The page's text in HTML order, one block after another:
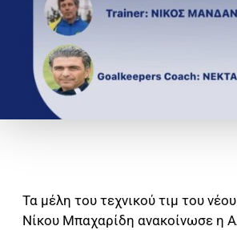
Τα μέλη του τεχνικού τιμ του
Νίκου Μπαχαρίδη ανακοίνωσε η